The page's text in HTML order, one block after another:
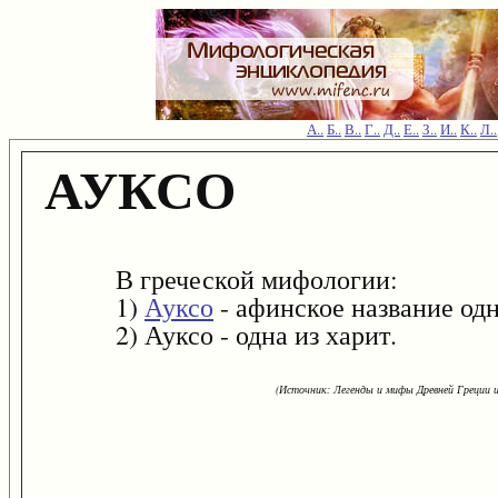
А..Б..В..Г..Д..Е..З..И..К..Л..
АУКСО
В греческой мифологии:
1) Ауксо - афинское название
2) Ауксо - одна из харит.
(Источник: Легенды и мифы Древней